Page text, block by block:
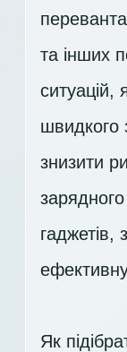
та інших
ситуацій,
швидкого
знизити
гаджетів,
Як